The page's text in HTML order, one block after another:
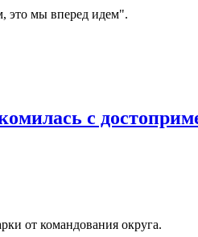
это мы вперед идем".
с
от командования округа.